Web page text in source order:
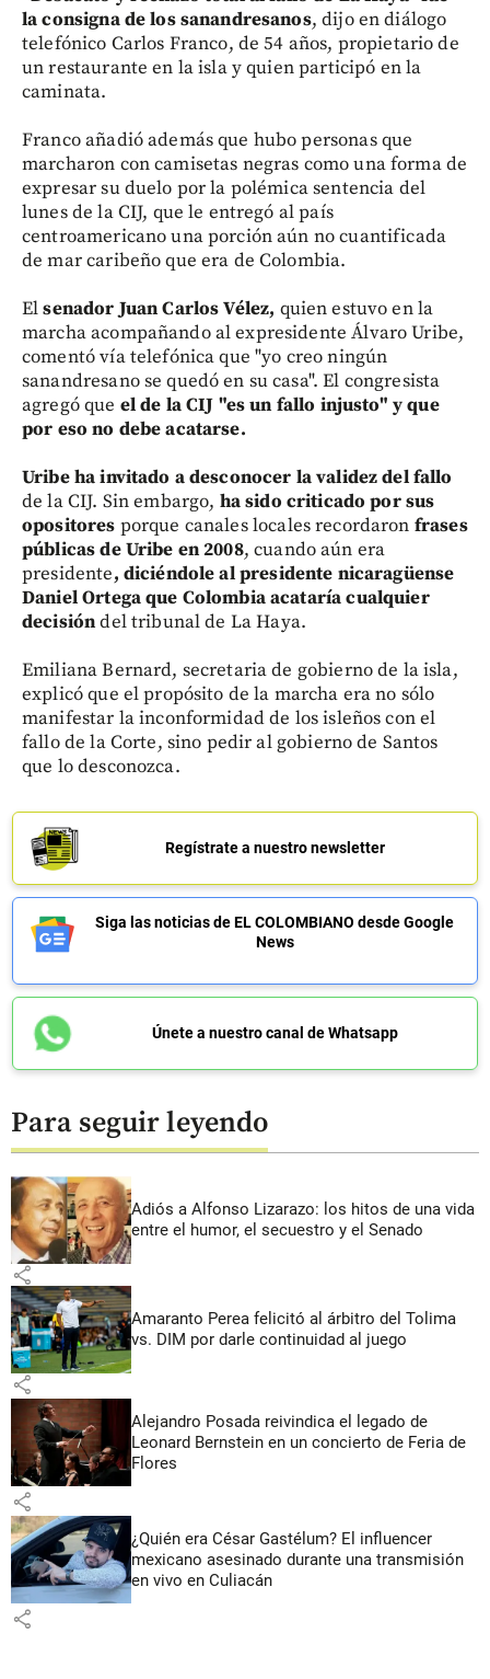
la consigna de los sanandresanos, dijo en diálogo
telefónico Carlos Franco, de 54 años, propietario de
un restaurante en la isla y quien participó en la
caminata.
Franco añadió además que hubo personas que
marcharon con camisetas negras como una forma de
expresar su duelo por la polémica sentencia del
lunes de la CIJ, que le entregó al país
centroamericano una porción aún no cuantificada
de mar caribeño que era de Colombia.
Elsenador Juan Carlos Vélez, quien estuvo en la
marcha acompañando al expresidente Álvaro Uribe,
comentó vía telefónica que "yo creo ningún
sanandresano se quedó en su casa". El congresista
agregó que el de la CIJ "es un fallo injusto" y que
por eso no debe acatarse.
Uribe ha invitado a desconocer la validez del fallo
de la CIJ. Sin embargo, ha sido criticado por sus
opositores porque canales locales recordaron frases
públicas de Uribe en 2008, cuando aún era
presidente, diciéndole al presidente nicaragüense
Daniel Ortega que Colombia acataría cualquier
decisióndel tribunal de La Haya.
Emiliana Bernard, secretaria de gobierno de la isla,
explicó que el propósito de la marcha era no sólo
manifestar la inconformidad de los isleños con el
fallo de la Corte, sino pedir al gobierno de Santos
que lo desconozca.
Regístrate a nuestro newsletter
Siga las noticias de EL COLOMBIANO desde Google
News
Únete a nuestro canal de Whatsapp
Para seguir leyendo
Adiós a Alfonso Lizarazo: los hitos de una vida
entre el humor, el secuestro y el Senado
share
Amaranto Perea felicitó al árbitro del Tolima
vs. DIM por darle continuidad al juego
share
Alejandro Posada reivindica el legado de
Leonard Bernstein en un concierto de Feria de
Flores
share
¿Quién era César Gastélum? El influencer
mexicano asesinado durante una transmisión
en vivo en Culiacán
share